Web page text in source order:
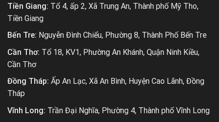
Tiền Giang: Tổ 4, ấp 2, Xã Trung An, Thành phố Mỹ Tho,
Tiền Giang
Bến Tre: Nguyễn Đình Chiểu, Phường 8, Thành Phố Bến Tre
Cần Thơ: Tổ 18, KV1, Phường An Khánh, Quận Ninh Kiều,
Cần Thơ
Đồng Tháp: Ấp An Lạc, Xã An Bình, Huyện Cao Lãnh, Đồng
Tháp
Vĩnh Long: Trần Đại Nghĩa, Phường 4, Thành phố Vĩnh Long